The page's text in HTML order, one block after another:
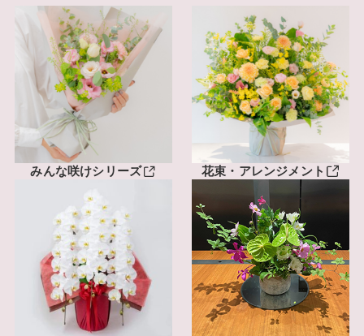
みんな咲けシリーズ 花束・アレンジメント